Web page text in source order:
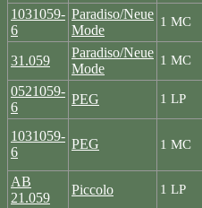
1031059-
6
Paradiso/Neue
Mode
1 MC
31.059
Paradiso/Neue
Mode
1 MC
0521059-
6
PEG 1 LP
1031059-
6
PEG 1 MC
AB
21.059
Piccolo 1 LP